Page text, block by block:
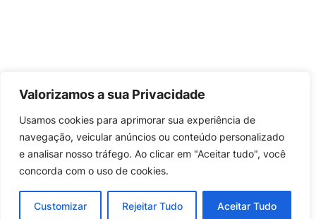
Valorizamos a sua Privacidade
Usamos cookies para aprimorar sua experiência de
navegação, veicular anúncios ou conteúdo personalizado
e analisar nosso tráfego. Ao clicar em "Aceitar tudo", você
concorda com o uso de cookies.
Customizar Rejeitar Tudo Aceitar Tudo